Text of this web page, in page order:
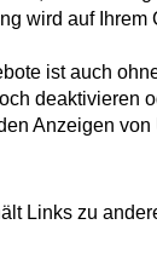
wird auf
ist auch
deaktivieren
Anzeigen
Links zu